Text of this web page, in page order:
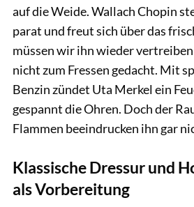
auf die Weide. Wallach Chopin
parat und freut sich über das
müssen wir ihn wieder
nicht zum Fressen gedacht. Mit
Benzin zündet Uta Merkel ein
gespannt die Ohren. Doch der
Flammen beeindrucken ihn gar
Klassische Dressur und
als Vorbereitung